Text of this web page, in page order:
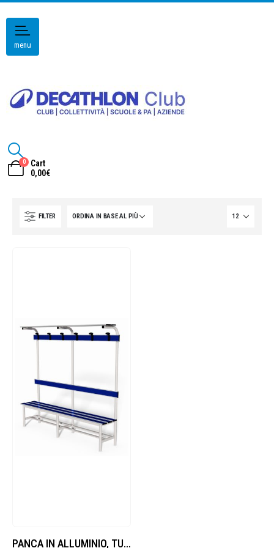
menu
0
Cart
0,00€
FILTER
PANCA IN ALLUMINIO, TUBO TONDO DIAMETRO 40 MM, DOGHE IN IN ALLUMINIO CON INSERTO PVC, LUNGHEZZA 2 M, COMPLETA